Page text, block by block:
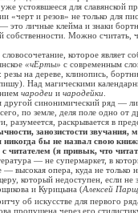
устоявшееся для славянской
«черт и резов» не только для
— это личные клейма и знаки
собственности. Можно считать,
которое являет
«чЕрты» с современным
на дереве, клинопись,
Над магическими
чародеи и чародейки
другой синонимический ряд —
по земле, деля поле одно от
раскрывается в
занозистости
бы не назвал свою
читателем (я привык, что
— не супермаркет, в
— высокая опера, куда не
который недоступен, если не
и Курицына (Алексей
об искусстве для первого
через его